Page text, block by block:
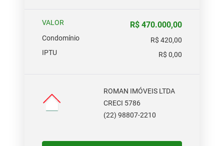
VALOR R$ 470.000,00
Condomínio
R$ 420,00
IPTU
R$ 0,00
ROMAN IMÓVEIS LTDA
CRECI 5786
(22) 98807-2210